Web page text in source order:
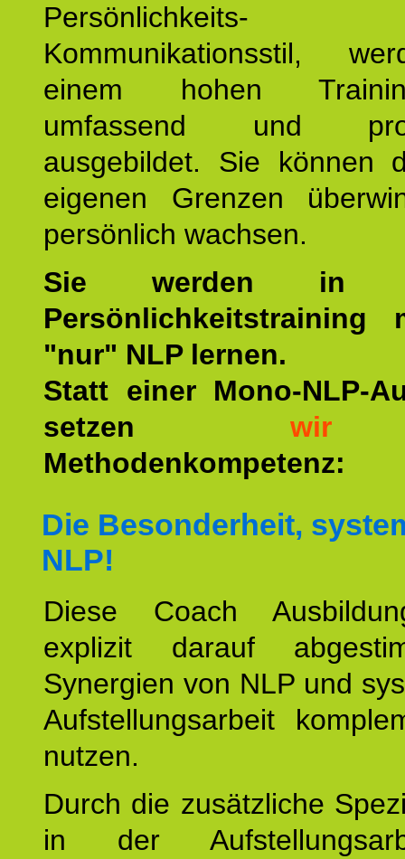
Kommunikationsstil,
einem hohen
umfassend und
ausgebildet. Sie können
eigenen Grenzen
persönlich wachsen.
Sie werden in
Persönlichkeitstraining
"nur" NLP lernen.
Statt einer Mono-NLP-
setzen wir
Methodenkompetenz:
Die Besonderheit,
NLP!
Diese Coach
explizit darauf
Synergien von NLP und
Aufstellungsarbeit
nutzen.
Durch die zusätzliche
in der